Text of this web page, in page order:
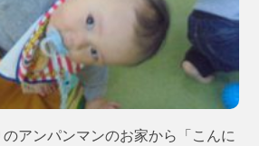
アンパンマンのお家から「こんに